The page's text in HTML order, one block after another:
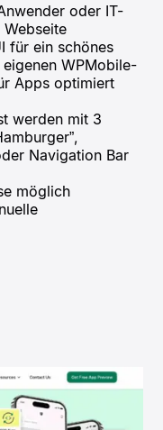
oder IT-
für ein schönes
WPMobile-
Apps optimiert
werden mit 3
Navigation Bar
möglich